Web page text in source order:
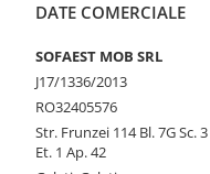
DATE COMERCIALE
SOFAEST MOB SRL
J17/1336/2013
RO32405576
Str. Frunzei 114 Bl. 7G Sc. 3
Et. 1 Ap. 42